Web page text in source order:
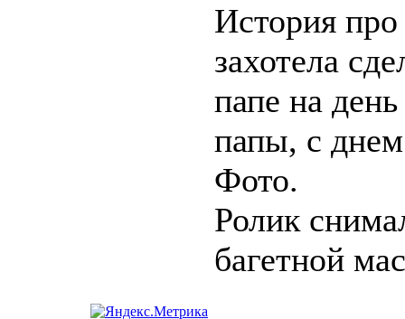
История про
захотела
папе на
папы, с
Фото.
Ролик
багетной